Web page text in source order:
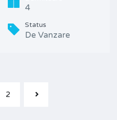
4
Status
De Vanzare
2